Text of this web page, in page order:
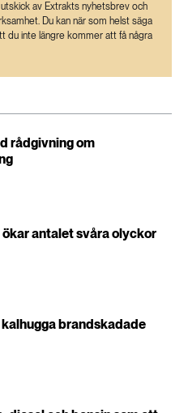
av Extrakts nyhetsbrev och
Du kan när som helst säga
du inte längre kommer att få några
rådgivning om
ökar antalet svåra olyckor
brandskadade